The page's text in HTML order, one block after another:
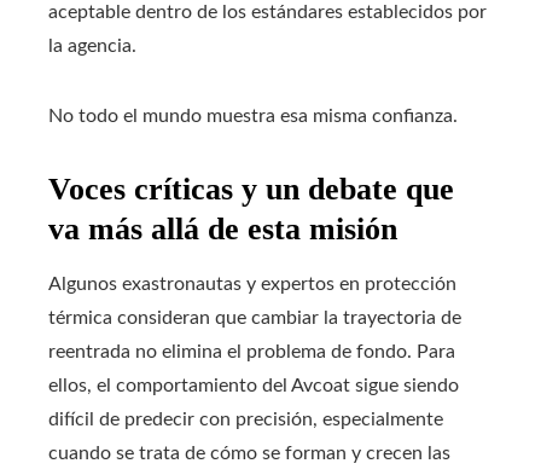
aceptable dentro de los estándares establecidos por
la agencia.
No todo el mundo muestra esa misma confianza.
Voces críticas y un debate que
va más allá de esta misión
Algunos exastronautas y expertos en protección
térmica consideran que cambiar la trayectoria de
reentrada no elimina el problema de fondo. Para
ellos, el comportamiento del Avcoat sigue siendo
difícil de predecir con precisión, especialmente
cuando se trata de cómo se forman y crecen las